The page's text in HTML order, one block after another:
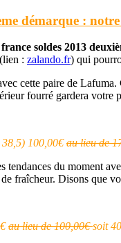
démarque :
soldes 2013
(lien : zalando.fr) qui
cette paire de
fourré gardera votre
38,5) 100,00€au lieu de
tendances du moment
fraîcheur. Disons que
au lieu de 100,00€soit